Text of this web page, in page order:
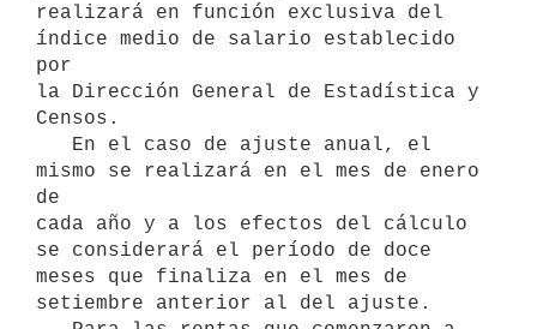
realizará en función exclusiva del
índice medio de salario establecido
por
la Dirección General de Estadística y
Censos.
mismo se realizará en el mes de enero
de
cada año y a los efectos del cálculo
se considerará el período de doce
meses que finaliza en el mes de
setiembre anterior al del ajuste.